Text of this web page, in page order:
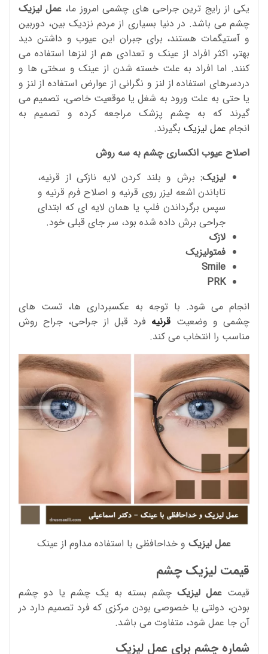
یکی از رایج ترین جراحی های چشمی امروز ما، عمل لیزیک
چشم می باشد. در دنیا بسیاری از مردم نزدیک بین، دوربین
و آستیگمات هستند، برای جبران این عیوب و داشتن دید
بهتر، اکثر افراد از عینک و تعدادی هم از لنزها استفاده می
کنند. اما افراد به علت خسته شدن از عینک و سختی ها و
دردسرهای استفاده از لنز و نگرانی از عوارض استفاده از لنز و
یا حتی به علت ورود به شغل یا موقعیت خاصی، تصمیم می
گیرند که به چشم پزشک مراجعه کرده و تصمیم به
انجام عمل لیزیک بگیرند.
اصلاح عیوب انکساری چشم به سه روش
لیزیک: برش و بلند کردن لایه نازکی از قرنیه،
تاباندن اشعه لیزر روی قرنیه و اصلاح فرم قرنیه و
سپس برگرداندن فلپ یا همان لایه ای که ابتدای
جراحی برش داده شده بود، سر جای قبلی خود.
لازک
فمتولیزیک
Smile
PRK
انجام می شود. با توجه به عکسبرداری ها، تست های
چشمی و وضعیت قرنیه فرد قبل از جراحی، جراح روش
مناسب را انتخاب می کند.
عمل لیزیک و خداحافظی با استفاده مداوم از عینک
قیمت لیزیک چشم
قیمت عمل لیزیک چشم بسته به یک چشم یا دو چشم
بودن، دولتی یا خصوصی بودن مرکزی که فرد تصمیم دارد در
آن جا عمل شود، متفاوت می باشد.
شماره چشم برای عمل لیزیک